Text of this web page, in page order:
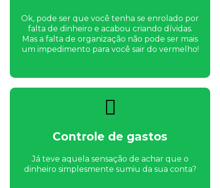
Ok, pode ser que você tenha se enrolado por
falta de dinheiro e acabou criando dívidas.
Mas a falta de organização não pode ser mais
um impedimento para você sair do vermelho!
Controle de gastos
Já teve aquela sensação de achar que o
dinheiro simplesmente sumiu da sua conta?